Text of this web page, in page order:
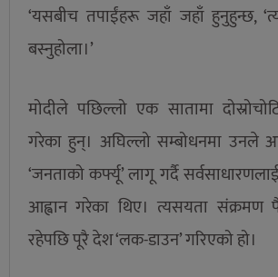
‘यसबीच तपाईंहरू जहाँ जहाँ हुनुहुन्छ,
बस्नुहोला।’
मोदीले पछिल्लो एक सातामा
गरेका हुन्। अघिल्लो सम्बोधनमा उनले
‘जनताको कर्फ्यू’ लागू गर्दै
आह्वान गरेका थिए। त्यसयता संक्रमण
रहेपछि पूरै देश ‘लक-डाउन’ गरिएको हो।